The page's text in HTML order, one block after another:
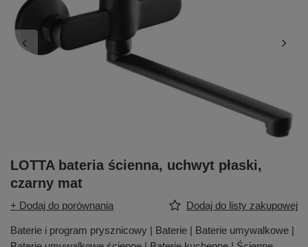
LOTTA bateria ścienna, uchwyt płaski,
czarny mat
+ Dodaj do porównania Dodaj do listy zakupowej
Baterie i program prysznicowy | Baterie | Baterie umywalkowe |